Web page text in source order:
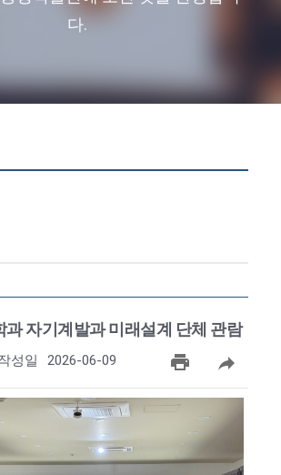
다.
과 자기계발과 미래설계 단체 관람
성일 2026-06-09